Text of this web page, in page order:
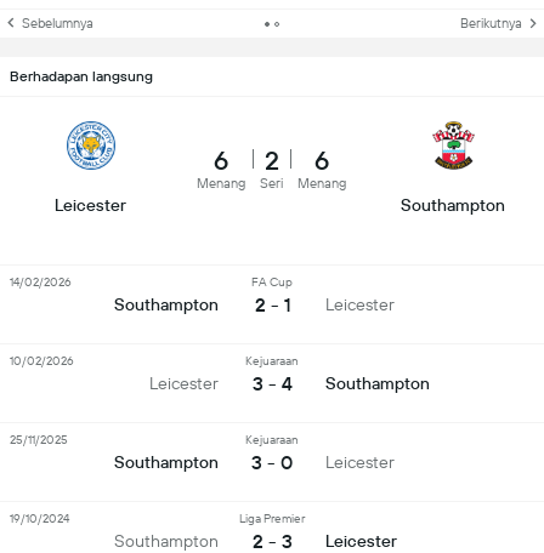
Sebelumnya Berikutnya
Berhadapan langsung
Leicester
6
Menang
2
Seri
6
Menang
Southampton
Southampton
FA Cup
2 - 1 Leicester
14/02/2026
Leicester
Kejuaraan
3 - 4 Southampton
10/02/2026
Southampton
Kejuaraan
3 - 0 Leicester
25/11/2025
Southampton
Liga Premier
2 - 3 Leicester
19/10/2024